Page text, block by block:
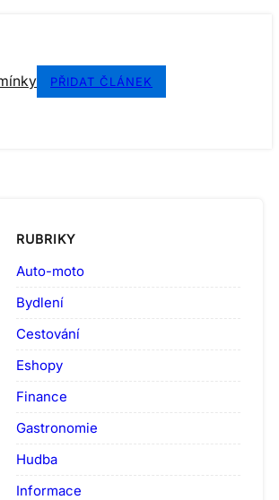
PŘIDAT ČLÁNEK
RUBRIKY
Auto-moto
Bydlení
Cestování
Eshopy
Finance
Gastronomie
Hudba
Informace